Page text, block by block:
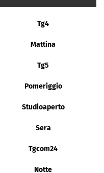
Tg4
Mattina
Tg5
Pomeriggio
Studioaperto
Sera
Tgcom24
Notte